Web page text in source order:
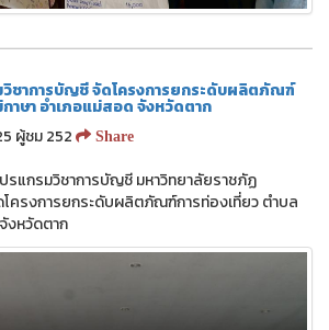
วิชาการบัญชี จัดโครงการยกระดับผลิตภัณฑ์
าษา อำเภอแม่สอด จังหวัดตาก
ผู้ชม 252
Share
รแกรมวิชาการบัญชี มหาวิทยาลัยราชภัฏ
ครงการยกระดับผลิตภัณฑ์การท่องเที่ยว ตำบล
งหวัดตาก